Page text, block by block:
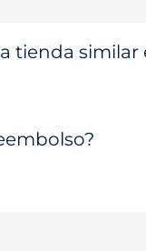
tienda similar